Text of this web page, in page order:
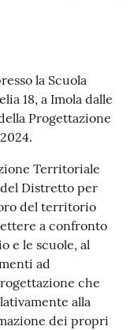
la Scuola
18, a Imola dalle
Progettazione
Territoriale
Distretto per
del territorio
a confronto
e le scuole, al
ad
che
alla
dei propri